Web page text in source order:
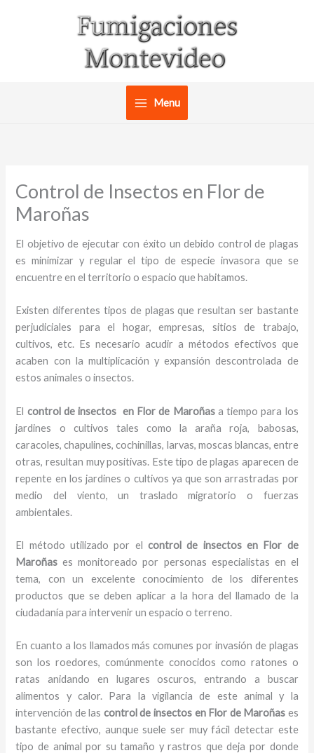
Menu
Control de Insectos en Flor de
Maroñas
El objetivo de ejecutar con éxito un debido control de plagas
es minimizar y regular el tipo de especie invasora que se
encuentre en el territorio o espacio que habitamos.
Existen diferentes tipos de plagas que resultan ser bastante
perjudiciales para el hogar, empresas, sitios de trabajo,
cultivos, etc. Es necesario acudir a métodos efectivos que
acaben con la multiplicación y expansión descontrolada de
estos animales o insectos.
El control de insectos en Flor de Maroñasa tiempo para los
jardines o cultivos tales como la araña roja, babosas,
caracoles, chapulines, cochinillas, larvas, moscas blancas, entre
otras, resultan muy positivas. Este tipo de plagas aparecen de
repente en los jardines o cultivos ya que son arrastradas por
medio del viento, un traslado migratorio o fuerzas
ambientales.
El método utilizado por el control de insectos en Flor de
Maroñas es monitoreado por personas especialistas en el
tema, con un excelente conocimiento de los diferentes
productos que se deben aplicar a la hora del llamado de la
ciudadanía para intervenir un espacio o terreno.
En cuanto a los llamados más comunes por invasión de plagas
son los roedores, comúnmente conocidos como ratones o
ratas anidando en lugares oscuros, entrando a buscar
alimentos y calor. Para la vigilancia de este animal y la
intervención de las control de insectos en Flor de Maroñas es
bastante efectivo, aunque suele ser muy fácil detectar este
tipo de animal por su tamaño y rastros que deja por donde